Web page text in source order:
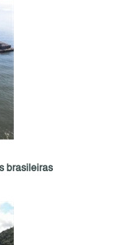
brasileiras